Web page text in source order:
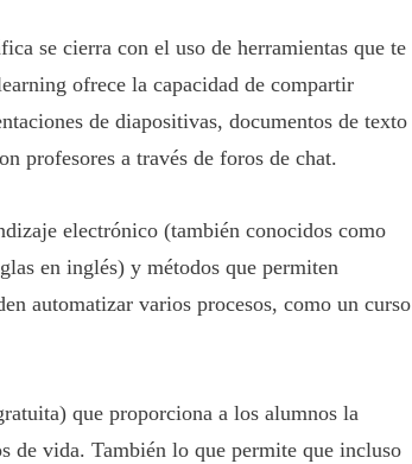
se cierra con el uso de herramientas que te
ofrece la capacidad de compartir
de diapositivas, documentos de texto
profesores a través de foros de chat.
electrónico (también conocidos como
en inglés) y métodos que permiten
automatizar varios procesos, como un curso
que proporciona a los alumnos la
de vida. También lo que permite que incluso